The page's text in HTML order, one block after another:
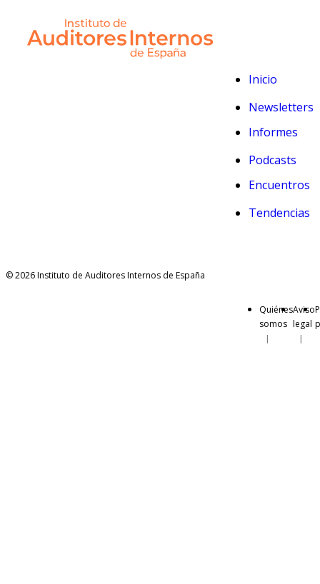
Inicio
Newsletters
Informes
Podcasts
Encuentros
Tendencias
© 2026 Instituto de Auditores Internos de España
Quiénes
somos
Aviso
legal